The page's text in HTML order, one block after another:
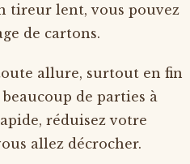
tireur lent, vous pouvez
de cartons.
allure, surtout en fin
de parties à
réduisez votre
allez décrocher.